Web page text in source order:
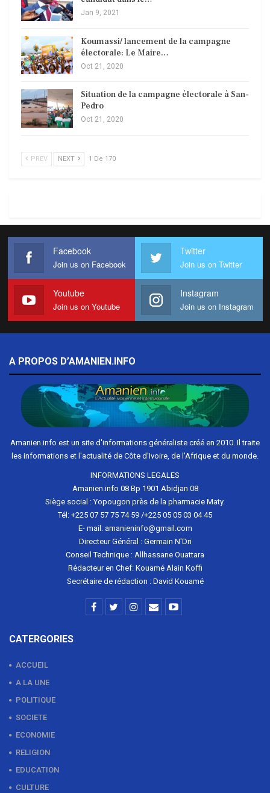
Jan 9, 2021
Koumassi/ lancement de la campagne
électorale: Le Maire…
Oct 21, 2020
Situation de la campagne électorale à San-
Pedro
Oct 21, 2020
PREV NEXT 1 De 170
Facebook
Join us on Facebook
Twitter
Join us on Twitter
Youtube
Join us on Youtube
Instagram
Join us on Instagram
A PROPOS D’AMANIEN.INFO
Amanien.info est un site d'informations généraliste créé en 2010. Il traite
les informations et l'actualité de Côte d'Ivoire, de l'Afrique et du monde.
INFORMATIONS LEGALES
Amanien.info 08 Bp 1901 Abidjan 08
Siège social : Yopougon près de la pharmacie Maty.
Tél: +225 07 57 75 74 59 /+225 05 05 03 04 45
E- mail: amanieninfo@gmail.com
Directeur Général : Germain N'Dri
Conseil Technique : Allhassane Ouattara
Rédacteur en Chef: Kouamé Alain Koffi
Secrétaire de rédaction : David Kouamé
CATERGORIES
ACCUEIL
A LA UNE
POLITIQUE
SOCIETE
ECONOMIE
RELIGION
EDUCATION
CULTURE